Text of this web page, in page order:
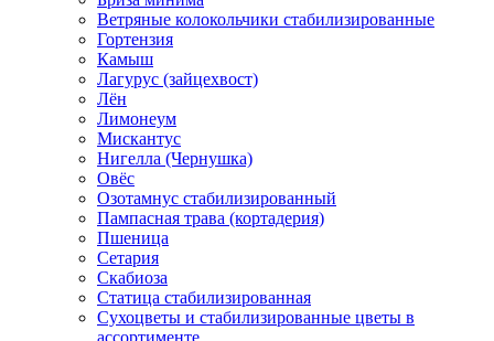
Ветряные колокольчики стабилизированные
Гортензия
Камыш
Лагурус (зайцехвост)
Лён
Лимонеум
Мискантус
Нигелла (Чернушка)
Овёс
Озотамнус стабилизированный
Пампасная трава (кортадерия)
Пшеница
Сетария
Скабиоза
Статица стабилизированная
Сухоцветы и стабилизированные цветы в
ассортименте